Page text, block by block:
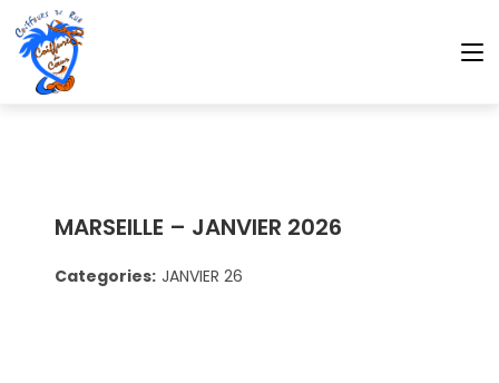
MARSEILLE – JANVIER 2026
Categories: JANVIER 26